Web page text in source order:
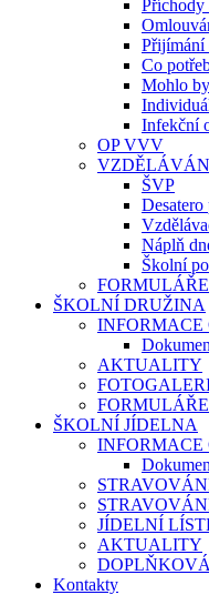
Přijímání
Co
Mohlo
Infekční
OP VVV
ŠVP
Desatero
Náplň
Školní
ŠKOLNÍ DRUŽINA
INFORMACE
AKTUALITY
ŠKOLNÍ JÍDELNA
INFORMACE
JÍDELNÍ
AKTUALITY
Kontakty